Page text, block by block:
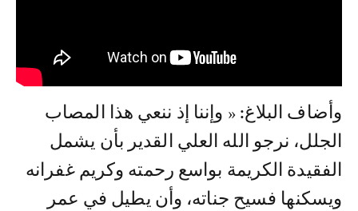
وأضاف البلاغ: « وإننا إذ ننعي هذا المصاب
الجلل، نرجو الله العلي القدير بأن يشمل
الفقيدة الكريمة بواسع رحمته وكريم غفرانه
ويسكنها فسيح جناته، وأن يطيل في عمر